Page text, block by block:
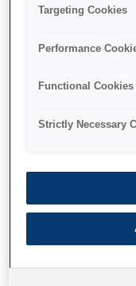
Targeting Cookies
Performance
Functional Cookies
Strictly Necessary